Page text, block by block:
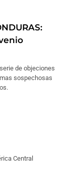
de objeciones
sospechosas
Central